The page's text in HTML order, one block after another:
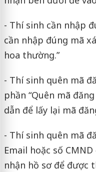
- Thí sinh cần nhập
cần nhập đúng mã
hoa thường.”
- Thí sinh quên mã
phần “Quên mã
dẫn để lấy lại mã
- Thí sinh quên mã
Email hoặc số
nhận hồ sơ để được